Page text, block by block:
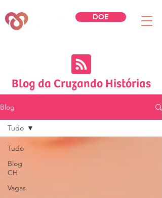
DOE
Blog da Cruzando Histórias
Blog
Tudo
Blog
CH
Vagas
Tudo